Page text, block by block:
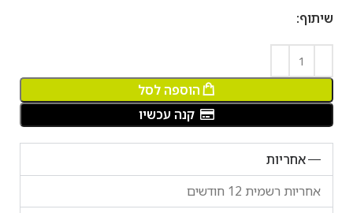
שיתוף:
הוספה לסל
קנה עכשיו
אחריות
אחריות רשמית 12 חודשים